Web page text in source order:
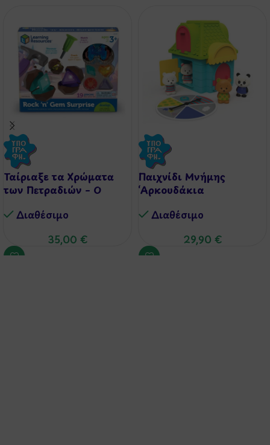
Ταίριαξε τα Χρώματα
των Πετραδιών – Ο
Διαθέσιμo
35,00 €
Παιχνίδι Μνήμης
‘Αρκουδάκια
Διαθέσιμo
29,90 €